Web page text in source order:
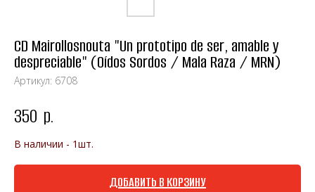
CD Mairollosnouta "Un prototipo de ser, amable y
despreciable" (Oídos Sordos / Mala Raza / MRN)
Артикул: 6708
350 р.
В наличии - 1шт.
ДОБАВИТЬ В КОРЗИНУ